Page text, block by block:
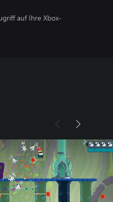
auf Ihre Xbox-